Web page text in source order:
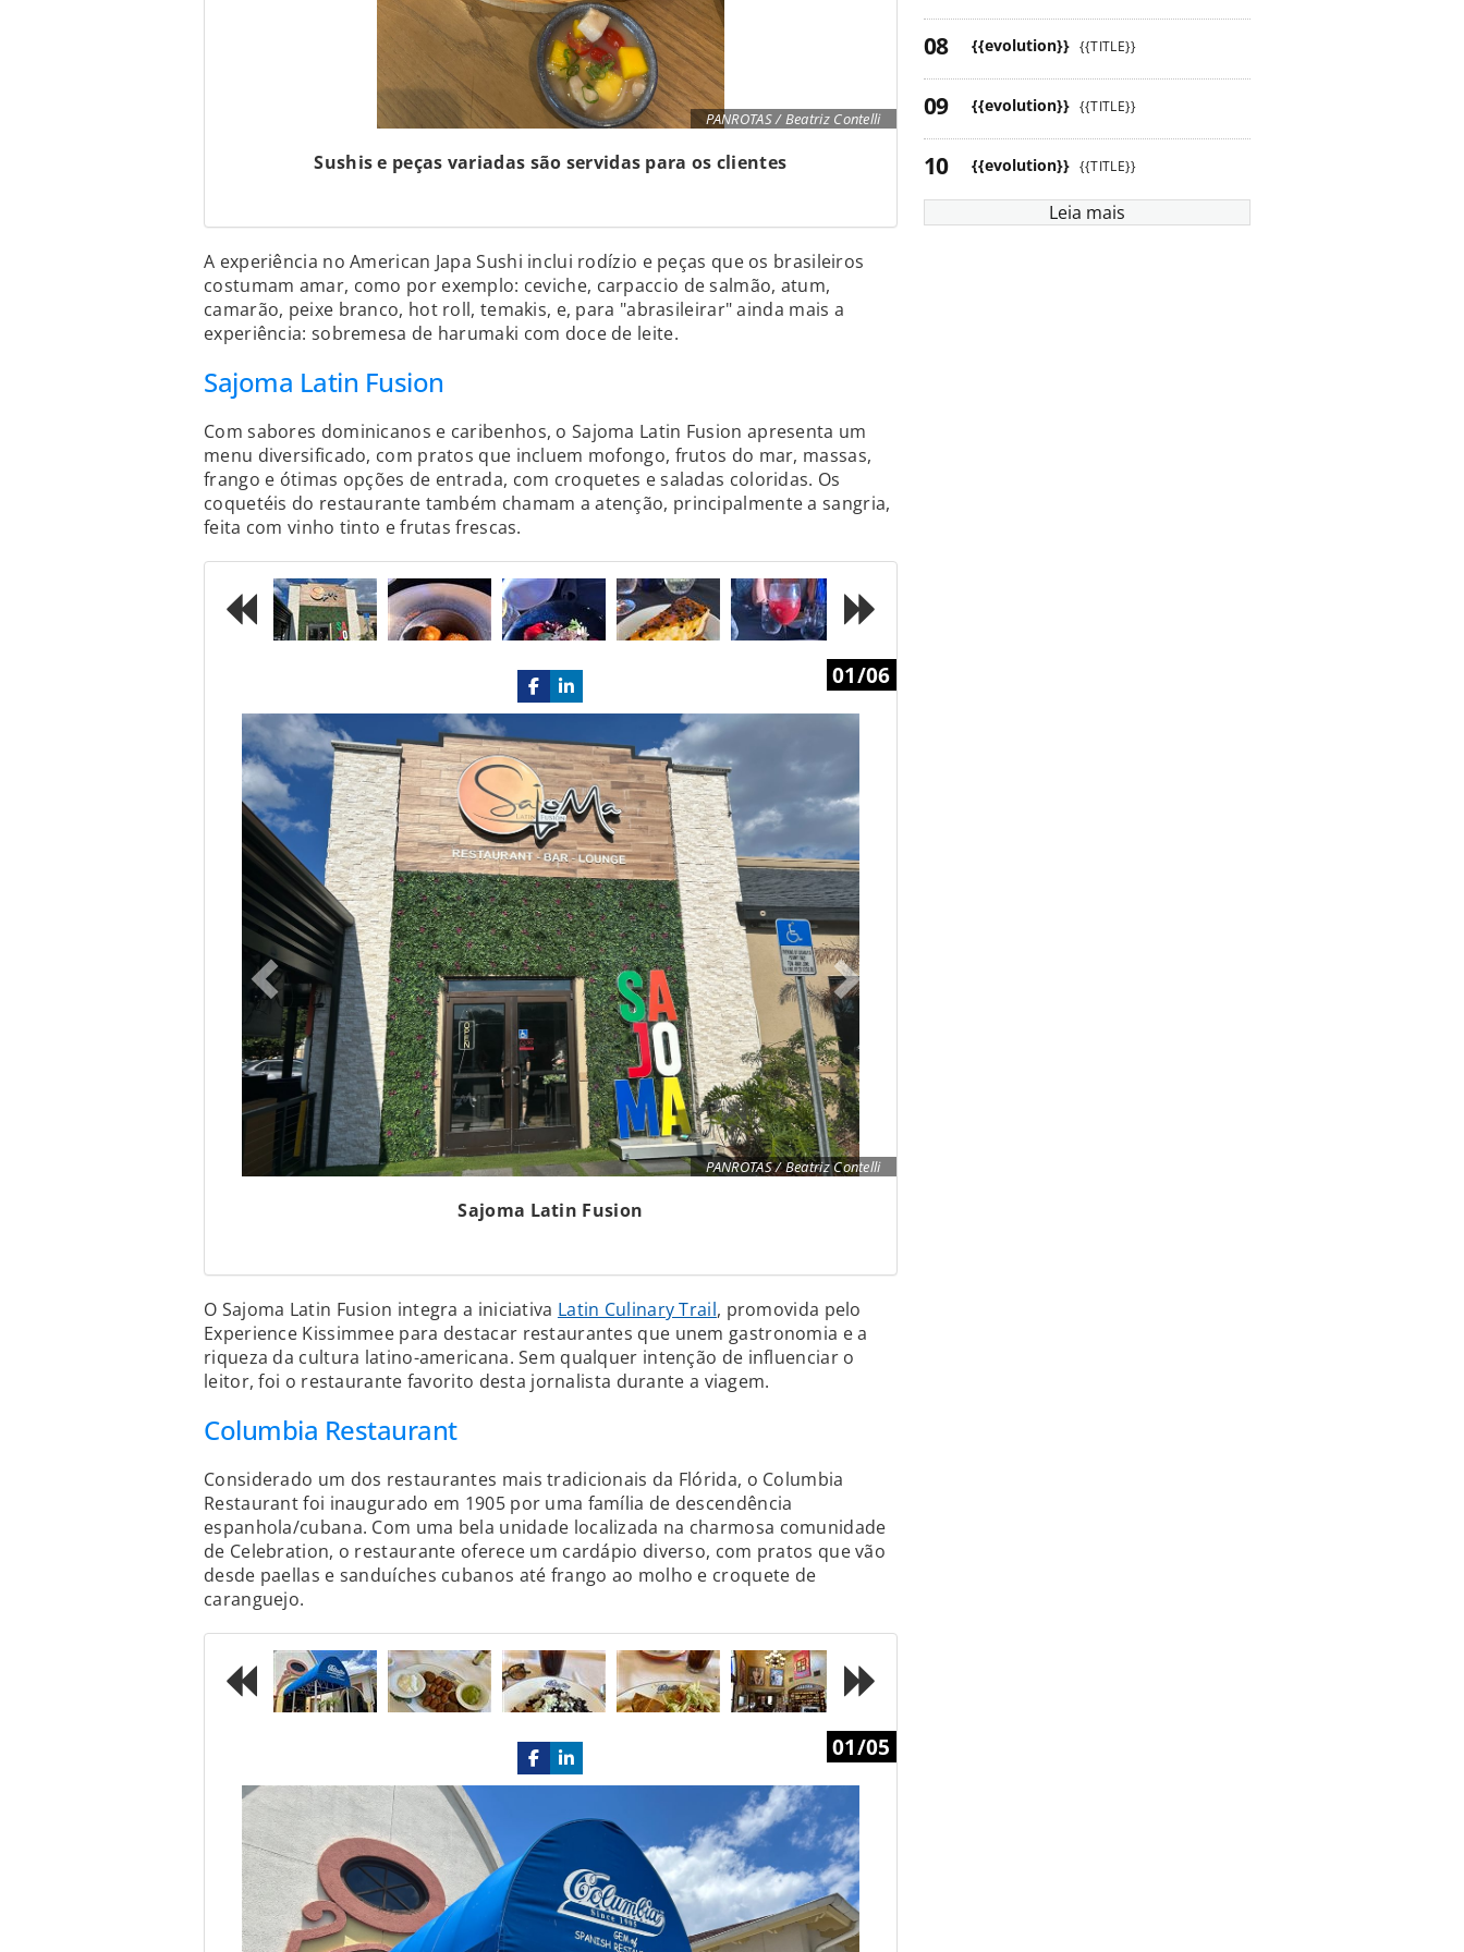
PANROTAS / Beatriz Contelli
Sushis e peças variadas são servidas para os clientes
A experiência no American Japa Sushi inclui rodízio e peças que os brasileiros
costumam amar, como por exemplo: ceviche, carpaccio de salmão, atum,
camarão, peixe branco, hot roll, temakis, e, para "abrasileirar" ainda mais a
experiência: sobremesa de harumaki com doce de leite.
Sajoma Latin Fusion
Com sabores dominicanos e caribenhos, o Sajoma Latin Fusion apresenta um
menu diversificado, com pratos que incluem mofongo, frutos do mar, massas,
frango e ótimas opções de entrada, com croquetes e saladas coloridas. Os
coquetéis do restaurante também chamam a atenção, principalmente a sangria,
feita com vinho tinto e frutas frescas.
PANROTAS / Beatriz Contelli
01/06
Sajoma Latin Fusion
Next
O Sajoma Latin Fusion integra a iniciativa Latin Culinary Trail, promovida pelo
Experience Kissimmee para destacar restaurantes que unem gastronomia e a
riqueza da cultura latino-americana. Sem qualquer intenção de influenciar o
leitor, foi o restaurante favorito desta jornalista durante a viagem.
Columbia Restaurant
Considerado um dos restaurantes mais tradicionais da Flórida, o Columbia
Restaurant foi inaugurado em 1905 por uma família de descendência
espanhola/cubana. Com uma bela unidade localizada na charmosa comunidade
de Celebration, o restaurante oferece um cardápio diverso, com pratos que vão
desde paellas e sanduíches cubanos até frango ao molho e croquete de
caranguejo.
01/05
Next
{{evolution}} {{TITLE}}
{{evolution}} {{TITLE}}
{{evolution}} {{TITLE}}
Leia mais